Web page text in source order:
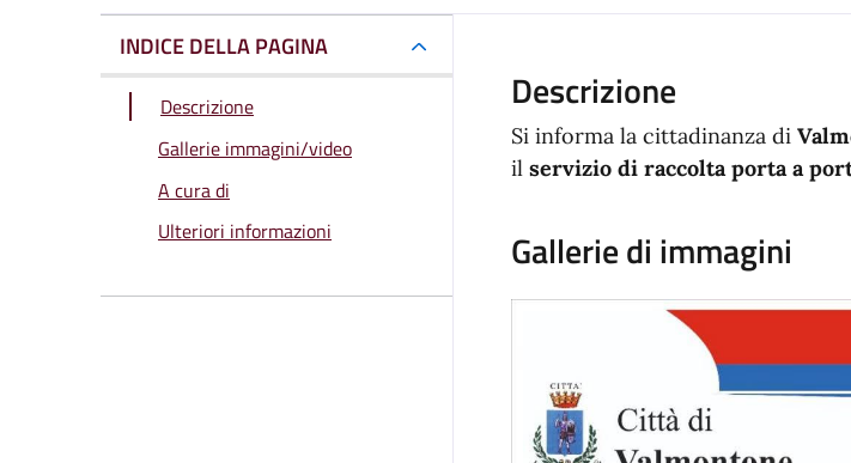
INDICE DELLA PAGINA
Descrizione
Gallerie immagini/video
A cura di
Ulteriori informazioni
Descrizione
Si informa la cittadinanza di
il servizio di raccolta porta a
Gallerie di immagini